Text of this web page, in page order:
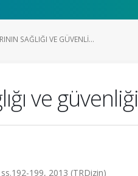
SAĞLIĞI VE GÜVENLI...
ve güvenliği
199, 2013 (TRDizin)